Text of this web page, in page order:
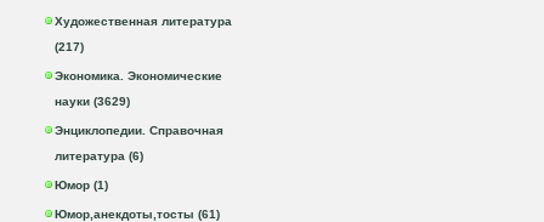
Художественная литература
(217)
Экономика. Экономические
науки (3629)
Энциклопедии. Справочная
литература (6)
Юмор (1)
Юмор,анекдоты,тосты (61)